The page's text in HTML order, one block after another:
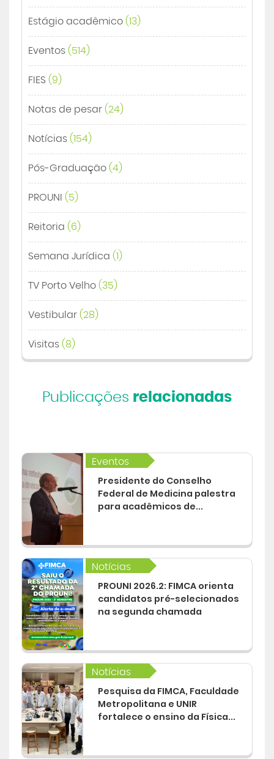
Estágio acadêmico (13)
Eventos (514)
FIES (9)
Notas de pesar (24)
Notícias (154)
Pós-Graduação (4)
PROUNI (5)
Reitoria (6)
Semana Jurídica (1)
TV Porto Velho (35)
Vestibular (28)
Visitas (8)
Publicações relacionadas
Eventos
Presidente do Conselho
Federal de Medicina palestra
para acadêmicos de...
Notícias
PROUNI 2026.2: FIMCA orienta
candidatos pré-selecionados
na segunda chamada
Notícias
Pesquisa da FIMCA, Faculdade
Metropolitana e UNIR
fortalece o ensino da Física...